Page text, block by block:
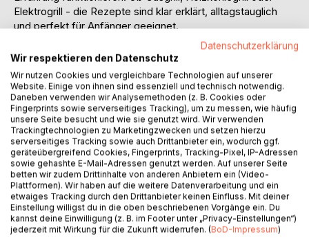
Elektrogrill - die Rezepte sind klar erklärt, alltagstauglich
und perfekt für Anfänger geeignet.
saftiges Fleisch vom Grill
zartes Geflügel und einfache Hähnchengerichte
frischen Fisch und Meeresfrüchte
vegetarische Grillideen und Gemüsegerichte
Burger, Sandwiches und bunte Grillspieße
klassische Bratwurst- und deutsche Grillgerichte
Beilagen, Marinaden, Dips, Saucen und süße Desserts
Jedes Rezept ist übersichtlich aufgebaut und enthält
Zubereitungszeit, Grillzeit, Portionen, einfache Zutaten,
kurze Schritt-für-Schritt-Anleitungen, praktische Tipps,
Nährwerte und Hinweise zur Fehlervermeidung. So weißt
du genau, welche Hitze du brauchst, wann du wenden
solltest und woran du erkennst, dass dein Grillgut fertig ist.
Datenschutzerklärung
Wir respektieren den Datenschutz
Wir nutzen Cookies und vergleichbare Technologien auf unserer
Website. Einige von ihnen sind essenziell und technisch notwendig.
Daneben verwenden wir Analysemethoden (z. B. Cookies oder
Fingerprints sowie serverseitiges Tracking), um zu messen, wie häufig
unsere Seite besucht und wie sie genutzt wird. Wir verwenden
Trackingtechnologien zu Marketingzwecken und setzen hierzu
serverseitiges Tracking sowie auch Drittanbieter ein, wodurch ggf.
geräteübergreifend Cookies, Fingerprints, Tracking-Pixel, IP-Adressen
sowie gehashte E-Mail-Adressen genutzt werden. Auf unserer Seite
betten wir zudem Drittinhalte von anderen Anbietern ein (Video-
Plattformen). Wir haben auf die weitere Datenverarbeitung und ein
etwaiges Tracking durch den Drittanbieter keinen Einfluss. Mit deiner
Einstellung willigst du in die oben beschriebenen Vorgänge ein. Du
kannst deine Einwilligung (z. B. im Footer unter „Privacy-Einstellungen“)
jederzeit mit Wirkung für die Zukunft widerrufen. (BoD-Impressum)